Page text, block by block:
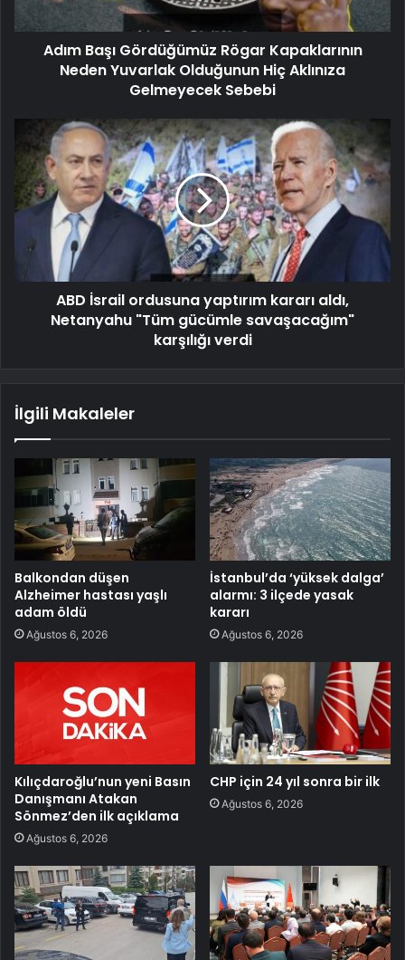
Adım Başı Gördüğümüz Rögar Kapaklarının
Neden Yuvarlak Olduğunun Hiç Aklınıza
Gelmeyecek Sebebi
ABD İsrail ordusuna yaptırım kararı aldı,
Netanyahu "Tüm gücümle savaşacağım"
karşılığı verdi
İlgili Makaleler
Balkondan düşen
Alzheimer hastası yaşlı
adam öldü
Ağustos 6, 2026
İstanbul’da ‘yüksek dalga’
alarmı: 3 ilçede yasak
kararı
Ağustos 6, 2026
Kılıçdaroğlu’nun yeni Basın
Danışmanı Atakan
Sönmez’den ilk açıklama
Ağustos 6, 2026
CHP için 24 yıl sonra bir ilk
Ağustos 6, 2026